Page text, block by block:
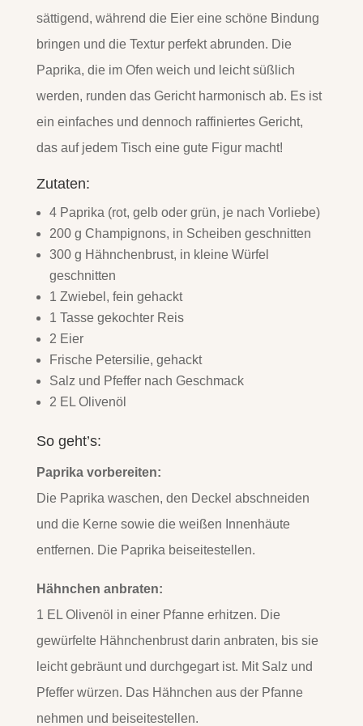
sättigend, während die Eier eine schöne Bindung
bringen und die Textur perfekt abrunden. Die
Paprika, die im Ofen weich und leicht süßlich
werden, runden das Gericht harmonisch ab. Es ist
ein einfaches und dennoch raffiniertes Gericht,
das auf jedem Tisch eine gute Figur macht!
Zutaten:
4 Paprika (rot, gelb oder grün, je nach Vorliebe)
200 g Champignons, in Scheiben geschnitten
300 g Hähnchenbrust, in kleine Würfel
geschnitten
1 Zwiebel, fein gehackt
1 Tasse gekochter Reis
2 Eier
Frische Petersilie, gehackt
Salz und Pfeffer nach Geschmack
2 EL Olivenöl
So geht’s:
Paprika vorbereiten:
Die Paprika waschen, den Deckel abschneiden
und die Kerne sowie die weißen Innenhäute
entfernen. Die Paprika beiseitestellen.
Hähnchen anbraten:
1 EL Olivenöl in einer Pfanne erhitzen. Die
gewürfelte Hähnchenbrust darin anbraten, bis sie
leicht gebräunt und durchgegart ist. Mit Salz und
Pfeffer würzen. Das Hähnchen aus der Pfanne
nehmen und beiseitestellen.